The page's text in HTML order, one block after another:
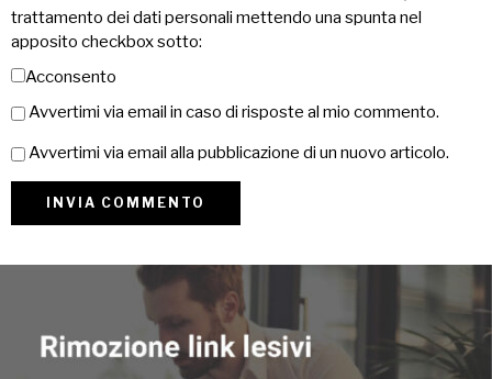
trattamento dei dati personali mettendo una spunta nel
apposito checkbox sotto:
Acconsento
Avvertimi via email in caso di risposte al mio commento.
Avvertimi via email alla pubblicazione di un nuovo articolo.